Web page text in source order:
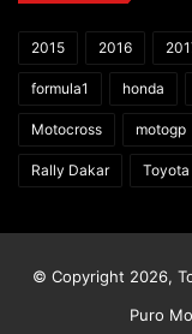
2015 2016
formula1 honda
Motocross motogp
Rally Dakar Toyota
© Copyright 2026,
Puro